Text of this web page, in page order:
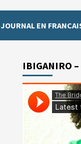
JOURNAL EN
IBIGANIRO